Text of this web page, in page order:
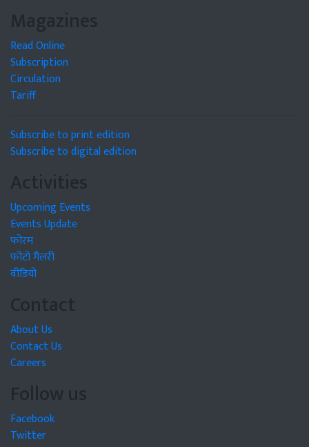
Magazines
Read Online
Subscription
Circulation
Tariff
Subscribe to print edition
Subscribe to digital edition
Activities
Upcoming Events
Events Update
फोरम
फोटो गैलरी
वीडियो
Contact
About Us
Contact Us
Careers
Follow us
Facebook
Twitter